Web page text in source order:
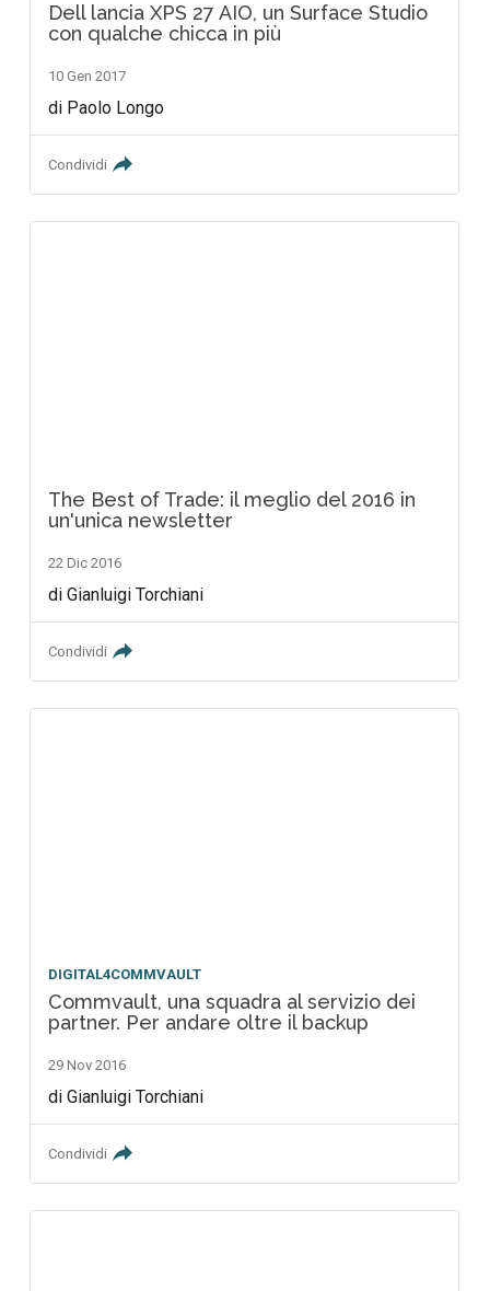
Dell lancia XPS 27 AIO, un Surface Studio
con qualche chicca in più
10 Gen 2017
di Paolo Longo
Condividi
The Best of Trade: il meglio del 2016 in
un'unica newsletter
22 Dic 2016
di Gianluigi Torchiani
Condividi
DIGITAL4COMMVAULT
Commvault, una squadra al servizio dei
partner. Per andare oltre il backup
29 Nov 2016
di Gianluigi Torchiani
Condividi